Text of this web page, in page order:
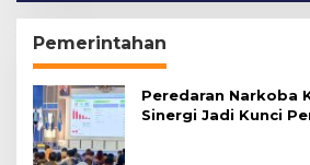
Pemerintahan
Peredaran Narkoba
Sinergi Jadi Kunci